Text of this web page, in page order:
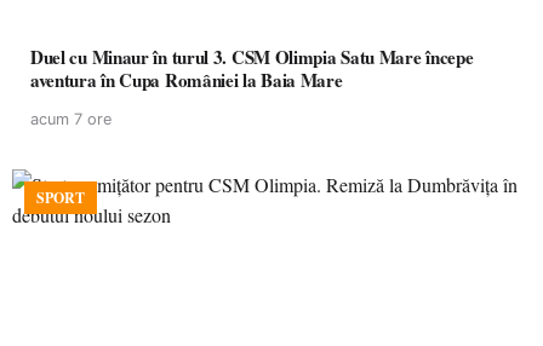
Duel cu Minaur în turul 3. CSM Olimpia Satu Mare începe
aventura în Cupa României la Baia Mare
acum 7 ore
SPORT